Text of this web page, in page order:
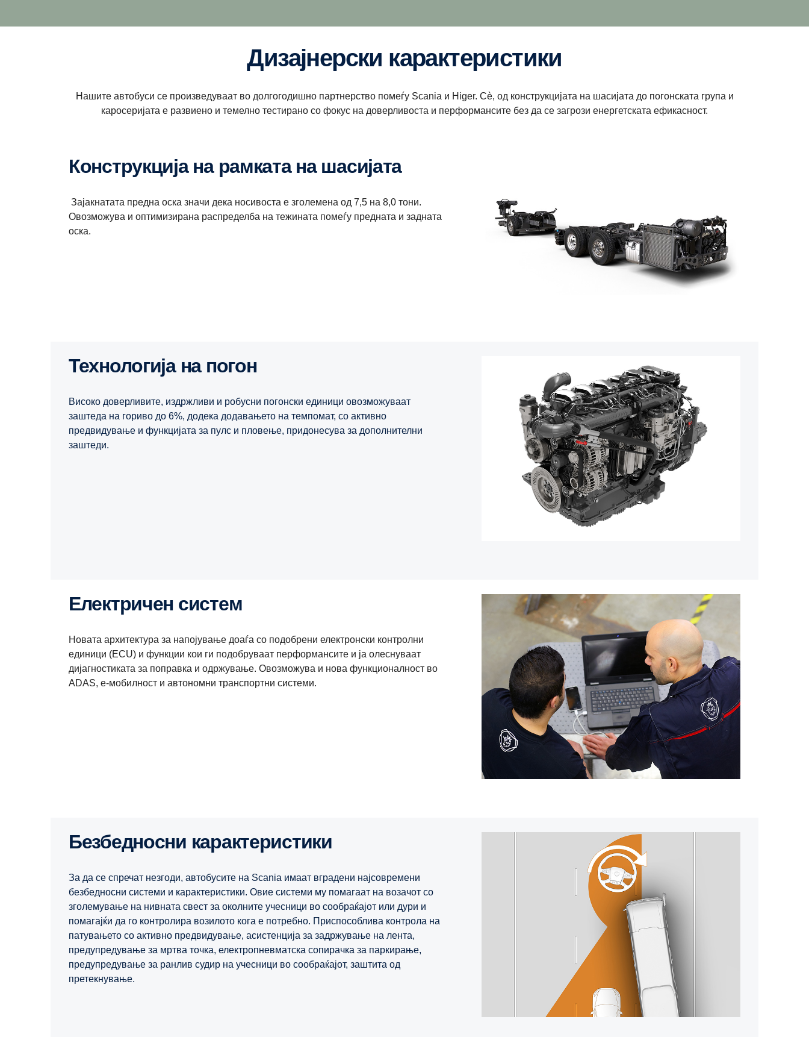
Дизајнерски карактеристики
Нашите автобуси се произведуваат во долгогодишно партнерство помеѓу Scania и Higer. Сè, од конструкцијата на шасијата до погонската група и
каросеријата е развиено и темелно тестирано со фокус на доверливоста и перформансите без да се загрози енергетската ефикасност.
Конструкција на рамката на шасијата
Зајакнатата предна оска значи дека носивоста е зголемена од 7,5 на 8,0 тони.
Овозможува и оптимизирана распределба на тежината помеѓу предната и задната
оска.
Технологија на погон
Високо доверливите, издржливи и робусни погонски единици овозможуваат
заштеда на гориво до 6%, додека додавањето на темпомат, со активно
предвидување и функцијата за пулс и пловење, придонесува за дополнителни
заштеди.
Електричен систем
Новата архитектура за напојување доаѓа со подобрени електронски контролни
единици (ECU) и функции кои ги подобруваат перформансите и ја олеснуваат
дијагностиката за поправка и одржување. Овозможува и нова функционалност во
ADAS, е-мобилност и автономни транспортни системи.
Безбедносни карактеристики
За да се спречат незгоди, автобусите на Scania имаат вградени најсовремени
безбедносни системи и карактеристики. Овие системи му помагаат на возачот со
зголемување на нивната свест за околните учесници во сообраќајот или дури и
помагајќи да го контролира возилото кога е потребно. Приспособлива контрола на
патувањето со активно предвидување, асистенција за задржување на лента,
предупредување за мртва точка, електропневматска сопирачка за паркирање,
предупредување за ранлив судир на учесници во сообраќајот, заштита од
претекнување.